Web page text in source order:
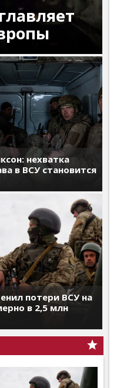
нехватка
в ВСУ становится
потери ВСУ на
в 2,5 млн